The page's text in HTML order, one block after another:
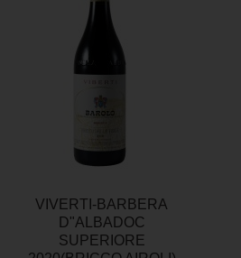
VIVERTI-BARBERA
D"ALBADOC
SUPERIORE